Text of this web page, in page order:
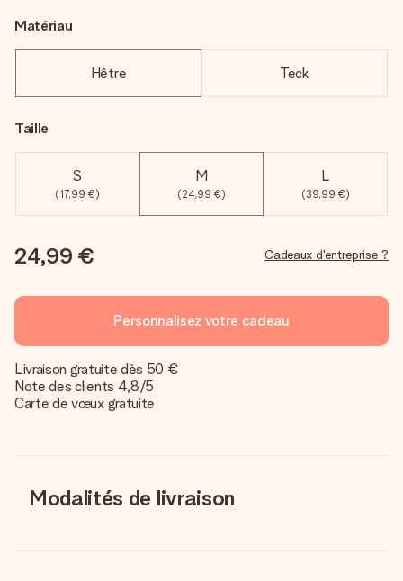
Matériau
Hêtre Teck
Taille
S
(17,99 €)
M
(24,99 €)
L
(39,99 €)
24,99 € Cadeaux d'entreprise ?
Personnalisez votre cadeau
Livraison gratuite dès 50 €
Note des clients 4,8/5
Carte de vœux gratuite
Modalités de livraison